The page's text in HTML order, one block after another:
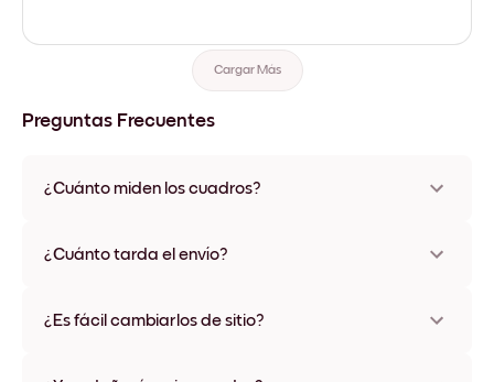
Cargar Más
Preguntas Frecuentes
¿Cuánto miden los cuadros?
varios materiales y colores de marco, incluidas opciones sin
¿Cuánto tarda el envío?
disponibles en algunos países. Te enviaremos un número de
¿Es fácil cambiarlos de sitio?